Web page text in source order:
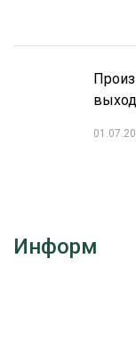
Информ